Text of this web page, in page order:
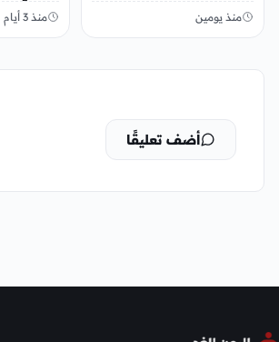
منذ يومين
مناصبه
منذ 3 أيام
أضف تعليقًا